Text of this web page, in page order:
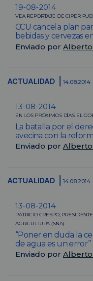
19-08-2014
VEA REPORTAJE DE CIPER
CCU cancela plan
bebidas y cervezas
Enviado por
ACTUALIDAD 14.08.2014
13-08-2014
EN LOS PRÓXIMOS DÍAS EL
La batalla por el
avecina con la
Enviado por
ACTUALIDAD 14.08.2014
13-08-2014
PATRICIO CRESPO,
AGRICULTURA (SNA)
“Poner en duda la
de agua es un error”
Enviado por